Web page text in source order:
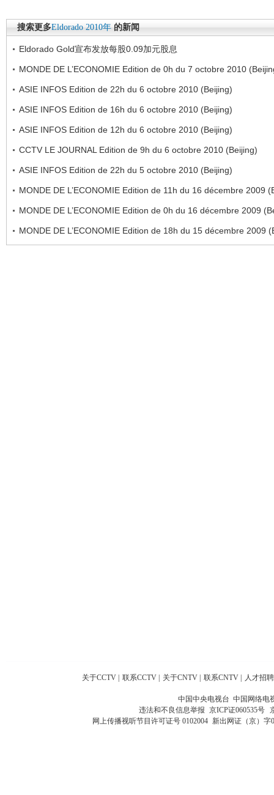
搜索更多Eldorado 2010年 的新闻
Eldorado Gold宣布发放每股0.09加元股息
MONDE DE L’ECONOMIE Edition de 0h du 7 octobre 2010
ASIE INFOS Edition de 22h du 6 octobre 2010 (Beijing)
ASIE INFOS Edition de 16h du 6 octobre 2010 (Beijing)
ASIE INFOS Edition de 12h du 6 octobre 2010 (Beijing)
CCTV LE JOURNAL Edition de 9h du 6 octobre 2010 (Beijing)
ASIE INFOS Edition de 22h du 5 octobre 2010 (Beijing)
MONDE DE L’ECONOMIE Edition de 11h du 16 décembre 2009
MONDE DE L’ECONOMIE Edition de 0h du 16 décembre 2009
MONDE DE L’ECONOMIE Edition de 18h du 15 décembre 2009
关于CCTV 联系CCTV 关于CNTV 联系CNTV 人才招聘
中国中央电视台 中国网络电
违法和不良信息举报 京ICP证060535号
网上传播视听节目许可证号 0102004 新出网证（京）